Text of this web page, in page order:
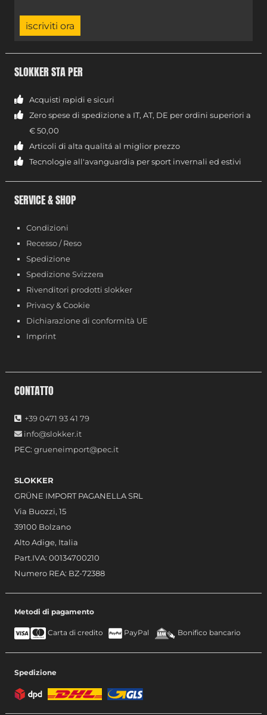
iscriviti ora
SLOKKER STA PER
Acquisti rapidi e sicuri
Zero spese di spedizione a IT, AT, DE per ordini superiori a
€ 50,00
Articoli di alta qualitá al miglior prezzo
Tecnologie all'avanguardia per sport invernali ed estivi
SERVICE & SHOP
Condizioni
Recesso / Reso
Spedizione
Spedizione Svizzera
Rivenditori prodotti slokker
Privacy & Cookie
Dichiarazione di conformità UE
Imprint
CONTATTO
+39 0471 93 41 79
info@slokker.it
PEC:grueneimport@pec.it
SLOKKER
GRÜNE IMPORT PAGANELLA SRL
Via Buozzi, 15
39100 Bolzano
Alto Adige, Italia
Part.IVA: 00134700210
Numero REA: BZ-72388
Metodi di pagamento
Carta di credito PayPal Bonifico bancario
Spedizione